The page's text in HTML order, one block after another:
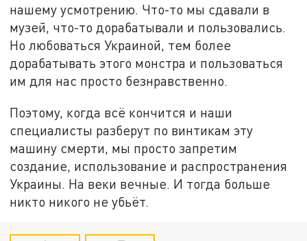
нашему усмотрению. Что-то мы сдавали в
музей, что-то дорабатывали и пользовались.
Но любоваться Украиной, тем более
дорабатывать этого монстра и пользоваться
им для нас просто безнравственно.
Поэтому, когда всё кончится и наши
специалисты разберут по винтикам эту
машину смерти, мы просто запретим
создание, использование и распространения
Украины. На веки вечные. И тогда больше
никто никого не убьёт.